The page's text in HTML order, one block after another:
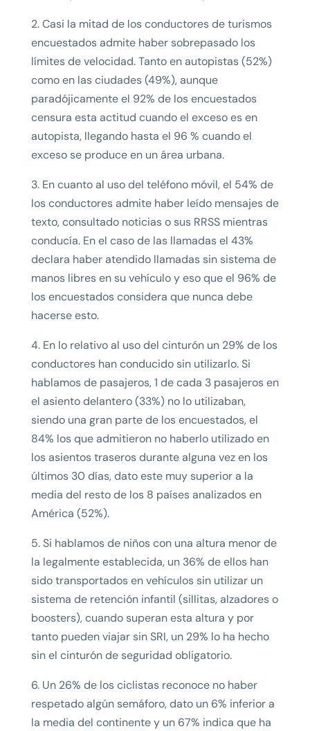
2. Casi la mitad de los conductores de turismos
encuestados admite haber sobrepasado los
límites de velocidad. Tanto en autopistas (52%)
como en las ciudades (49%), aunque
paradójicamente el 92% de los encuestados
censura esta actitud cuando el exceso es en
autopista, llegando hasta el 96 % cuando el
exceso se produce en un área urbana.
3. En cuanto al uso del teléfono móvil, el 54% de
los conductores admite haber leído mensajes de
texto, consultado noticias o sus RRSS mientras
conducía. En el caso de las llamadas el 43%
declara haber atendido llamadas sin sistema de
manos libres en su vehículo y eso que el 96% de
los encuestados considera que nunca debe
hacerse esto.
4. En lo relativo al uso del cinturón un 29% de los
conductores han conducido sin utilizarlo. Si
hablamos de pasajeros, 1 de cada 3 pasajeros en
el asiento delantero (33%) no lo utilizaban,
siendo una gran parte de los encuestados, el
84% los que admitieron no haberlo utilizado en
los asientos traseros durante alguna vez en los
últimos 30 días, dato este muy superior a la
media del resto de los 8 países analizados en
América (52%).
5. Si hablamos de niños con una altura menor de
la legalmente establecida, un 36% de ellos han
sido transportados en vehículos sin utilizar un
sistema de retención infantil (sillitas, alzadores o
boosters), cuando superan esta altura y por
tanto pueden viajar sin SRI, un 29% lo ha hecho
sin el cinturón de seguridad obligatorio.
6. Un 26% de los ciclistas reconoce no haber
respetado algún semáforo, dato un 6% inferior a
la media del continente y un 67% indica que ha